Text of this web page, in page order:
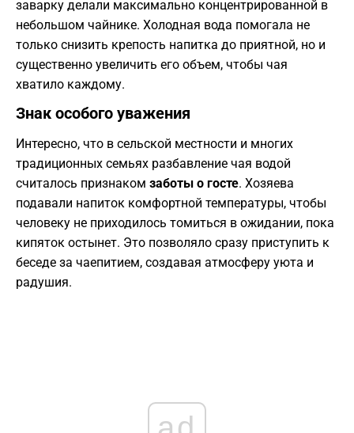
заварку делали максимально концентрированной в
небольшом чайнике. Холодная вода помогала не
только снизить крепость напитка до приятной, но и
существенно увеличить его объем, чтобы чая
хватило каждому.
​Знак особого уважения
​Интересно, что в сельской местности и многих
традиционных семьях разбавление чая водой
считалось признаком заботы о госте. Хозяева
подавали напиток комфортной температуры, чтобы
человеку не приходилось томиться в ожидании, пока
кипяток остынет. Это позволяло сразу приступить к
беседе за чаепитием, создавая атмосферу уюта и
радушия.